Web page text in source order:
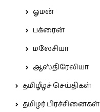
ஓமன்
பக்ரைன்
மலேசியா
ஆஸ்திரேலியா
தமிழீழச் செய்திகள்
தமிழர் பிரச்சினைகள்